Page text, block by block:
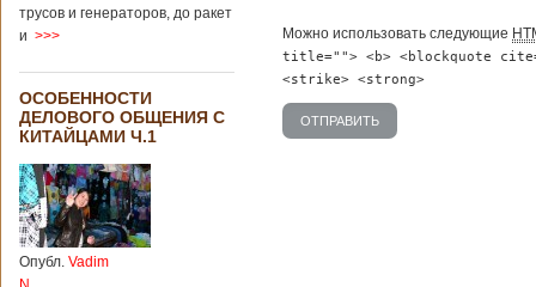
трусов и генераторов, до ракет
и >>>
ОСОБЕННОСТИ
ДЕЛОВОГО ОБЩЕНИЯ С
КИТАЙЦАМИ Ч.1
Опубл. Vadim
Можно использовать следующие
title=""> <b> <blockquote
<strike> <strong>